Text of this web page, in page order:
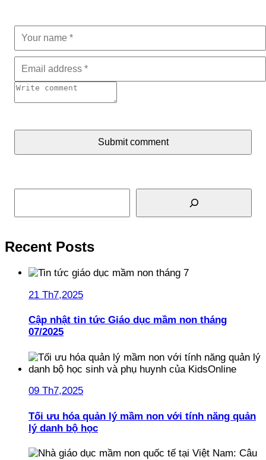
Submit comment
Tìm kiếm
Recent Posts
21 Th7,2025
Cập nhật tin tức Giáo dục mầm non tháng
07/2025
09 Th7,2025
Tối ưu hóa quản lý mầm non với tính năng quản
lý danh bộ học